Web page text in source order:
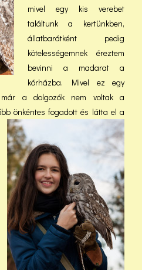
mivel egy kis verebet
találtunk a kertünkben,
állatbarátként pedig
kötelességemnek éreztem
bevinni a madarat a
kórházba. Mivel ez egy
a dolgozók nem voltak a
önkéntes fogadott és látta el a